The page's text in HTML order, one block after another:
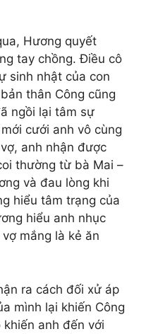
Hương quyết
tay chồng. Điều cô
sinh nhật của con
thân Công cũng
ngồi lại tâm sự
cưới anh vô cùng
anh nhận được
thường từ bà Mai –
và đau lòng khi
hiểu tâm trạng của
hiểu anh nhục
mắng là kẻ ăn
ra cách đối xử áp
mình lại khiến Công
anh đến với